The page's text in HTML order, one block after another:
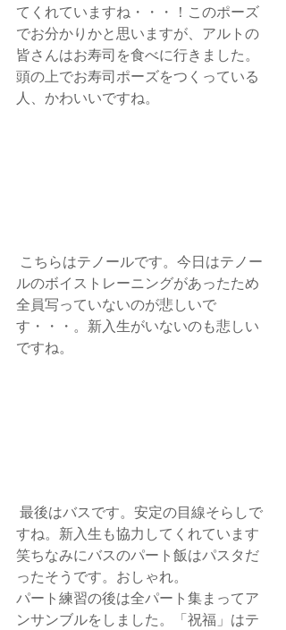
てくれていますね・・・！このポーズ
でお分かりかと思いますが、アルトの
皆さんはお寿司を食べに行きました。
頭の上でお寿司ポーズをつくっている
人、かわいいですね。
ルのボイストレーニングがあったため
全員写っていないのが悲しいで
す・・・。新入生がいないのも悲しい
ですね。
すね。新入生も協力してくれています
笑ちなみにバスのパート飯はパスタだ
ったそうです。おしゃれ。
パート練習の後は全パート集まってア
ンサンブルをしました。「祝福」はテ